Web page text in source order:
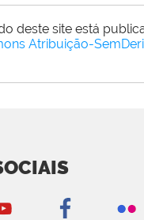
deste site está
Atribuição-